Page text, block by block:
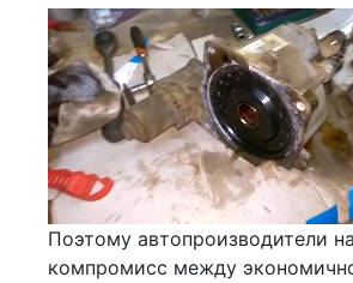
Поэтому автопроизводители
компромисс между